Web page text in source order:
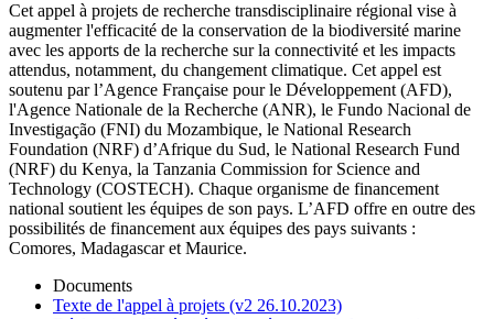
Cet appel à projets de recherche transdisciplinaire régional vise à
augmenter l'efficacité de la conservation de la biodiversité marine
avec les apports de la recherche sur la connectivité et les impacts
attendus, notamment, du changement climatique. Cet appel est
soutenu par l’Agence Française pour le Développement (AFD),
l'Agence Nationale de la Recherche (ANR), le Fundo Nacional de
Investigação (FNI) du Mozambique, le National Research
Foundation (NRF) d’Afrique du Sud, le National Research Fund
(NRF) du Kenya, la Tanzania Commission for Science and
Technology (COSTECH). Chaque organisme de financement
national soutient les équipes de son pays. L’AFD offre en outre des
possibilités de financement aux équipes des pays suivants :
Comores, Madagascar et Maurice.
Documents
Texte de l'appel à projets (v2 26.10.2023)